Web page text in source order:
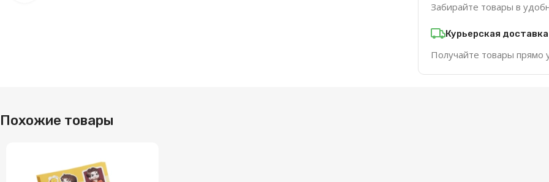
Забирайте товары в
Курьерская доставка
Получайте товары прямо
Похожие товары